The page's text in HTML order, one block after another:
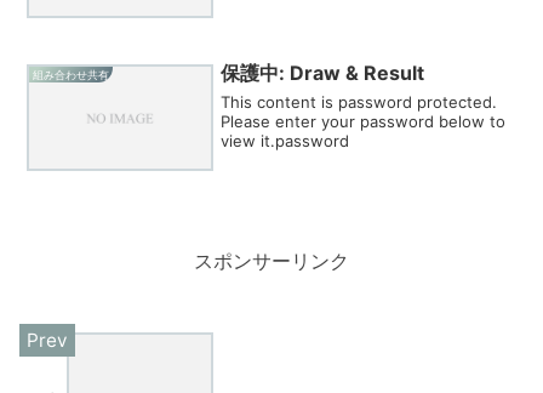
組み合わせ共有 保護中: Draw & Result
This content is password protected.
Please enter your password below to
view it.password
スポンサーリンク